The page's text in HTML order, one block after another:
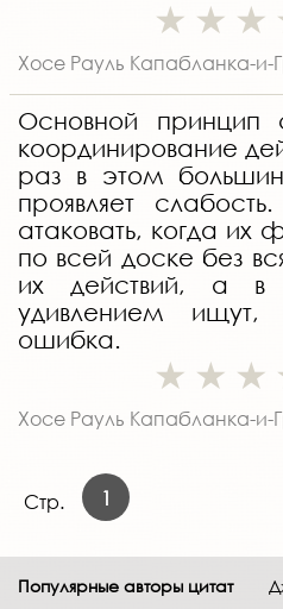
Хосе Рауль Капабланка-и-
Основной
координирование
раз в этом
проявляет
атаковать, когда их
по всей доске без
их действий, а в
удивлением
ошибка.
Хосе Рауль Капабланка-и-
Стр. 1
Популярные авторы цитат